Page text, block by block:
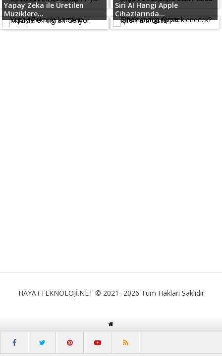
Yapay Zeka ile Üretilen
Müziklere...
Siri AI Hangi Apple
Cihazlarında...
HAYATTEKNOLOJİ.NET © 2021- 2026 Tüm Hakları Saklıdır